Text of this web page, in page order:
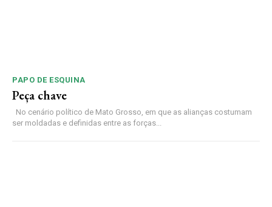
PAPO DE ESQUINA
Peça chave
No cenário político de Mato Grosso, em que as alianças costumam
ser moldadas e definidas entre as forças...